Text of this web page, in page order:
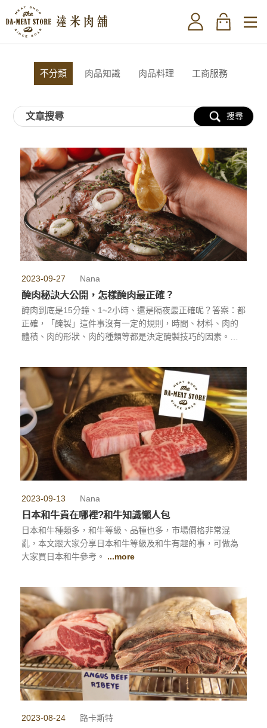
不分類 肉品知識 肉品料理 工商服務
搜尋
2023-09-27 Nana
醃肉秘訣大公開，怎樣醃肉最正確？
醃肉到底是15分鐘、1~2小時、還是隔夜最正確呢？答案：都
正確，「醃製」這件事沒有一定的規則，時間、材料、肉的
體積、肉的形狀、肉的種類等都是決定醃製技巧的因素。
2023-09-13 Nana
日本和牛貴在哪裡?和牛知識懶人包
日本和牛種類多，和牛等級、品種也多，市場價格非常混
亂，本文跟大家分享日本和牛等級及和牛有趣的事，可做為
大家買日本和牛參考。 ...more
2023-08-24 路卡斯特